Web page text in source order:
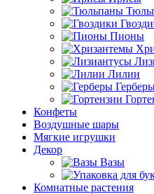
Пионы
Лилии
Конфеты
Воздушные шары
Мягкие игрушки
Декор
Вазы
Комнатные растения